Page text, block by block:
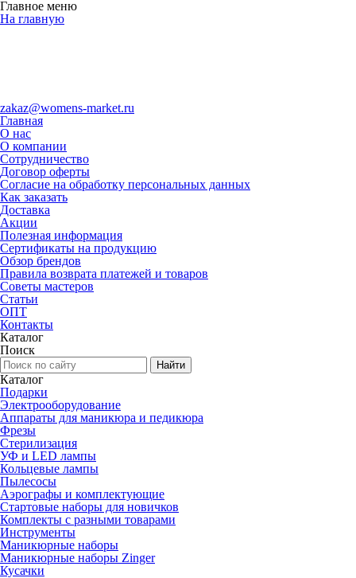
Главное меню
На главную
zakaz@womens-market.ru
Главная
О нас
О компании
Сотрудничество
Договор оферты
Согласие на обработку персональных данных
Как заказать
Доставка
Акции
Полезная информация
Сертификаты на продукцию
Обзор брендов
Правила возврата платежей и товаров
Советы мастеров
Статьи
ОПТ
Контакты
Каталог
Поиск
Каталог
Подарки
Электро­оборудование
Аппараты для маникюра и педикюра
Фрезы
Стерилизация
УФ и LED лампы
Кольцевые лампы
Пылесосы
Аэрографы и комплектующие
Стартовые наборы для новичков
Комплекты с разными товарами
Инструменты
Маникюрные наборы
Маникюрные наборы Zinger
Кусачки